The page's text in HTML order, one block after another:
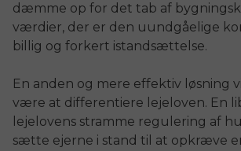
dæmme op for det tab af
værdier, der er den uundgåelige
billig og forkert istandsættelse.
En anden og mere effektiv løsning
være at differentiere lejeloven. En
lejelovens stramme regulering af
sætte ejerne i stand til at opkræve